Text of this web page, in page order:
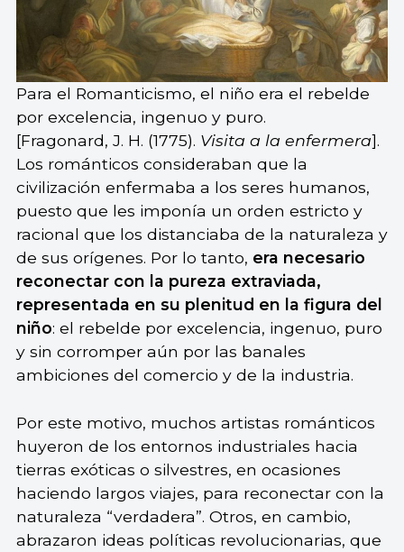
Para el Romanticismo, el niño era el rebelde
por excelencia, ingenuo y puro.
[Fragonard, J. H. (1775). Visita a la enfermera].
Los románticos consideraban que la
civilización enfermaba a los seres humanos,
puesto que les imponía un orden estricto y
racional que los distanciaba de la naturaleza y
de sus orígenes. Por lo tanto, era necesario
reconectar con la pureza extraviada,
representada en su plenitud en la figura del
niño: el rebelde por excelencia, ingenuo, puro
y sin corromper aún por las banales
ambiciones del comercio y de la industria.
Por este motivo, muchos artistas románticos
huyeron de los entornos industriales hacia
tierras exóticas o silvestres, en ocasiones
haciendo largos viajes, para reconectar con la
naturaleza “verdadera”. Otros, en cambio,
abrazaron ideas políticas revolucionarias, que